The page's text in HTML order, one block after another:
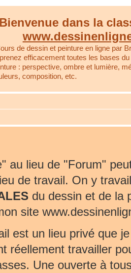
Bienvenue dans la
de dessin et peinture en ligne par
efficacement toutes les bases
: perspective, ombre et lumière,
composition, etc.
au lieu de "Forum"
de travail. On y
du dessin et de la
site
est un lieu privé que
réellement travailler
Une ouverte à